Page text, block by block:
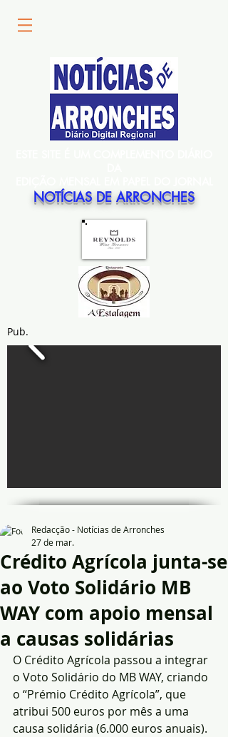
NOTÍCIAS DE ARRONCHES
Pub.
Crédito Agrícola junta-se
ao Voto Solidário MB
WAY com apoio mensal
a causas solidárias
Redacção - Notícias de Arronches
27 de mar.
O Crédito Agrícola passou a integrar
o Voto Solidário do MB WAY, criando
o “Prémio Crédito Agrícola”, que
atribui 500 euros por mês a uma
causa solidária (6.000 euros anuais).